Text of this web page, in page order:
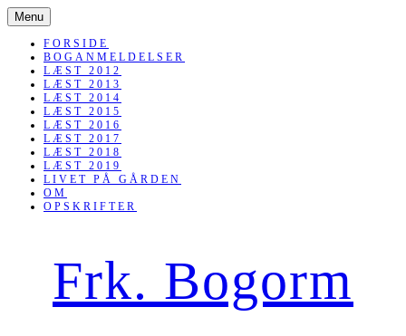
Menu SKIP
TO
CONTENT
FORSIDE
BOGANMELDELSER
LÆST 2012
LÆST 2013
LÆST 2014
LÆST 2015
LÆST 2016
LÆST 2017
LÆST 2018
LÆST 2019
LIVET PÅ GÅRDEN
OM
OPSKRIFTER
Frk. Bogorm